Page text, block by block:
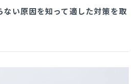
ない原因を知って適した対策を取